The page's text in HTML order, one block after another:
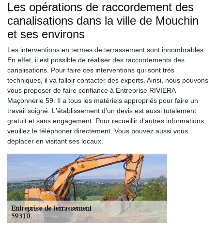
Les opérations de raccordement des
canalisations dans la ville de Mouchin
et ses environs
Les interventions en termes de terrassement sont innombrables.
En effet, il est possible de réaliser des raccordements des
canalisations. Pour faire ces interventions qui sont très
techniques, il va falloir contacter des experts. Ainsi, nous pouvons
vous proposer de faire confiance à Entreprise RIVIERA
Maçonnerie 59. Il a tous les matériels appropriés pour faire un
travail soigné. L'établissement d'un devis est aussi totalement
gratuit et sans engagement. Pour recueillir d'autres informations,
veuillez le téléphoner directement. Vous pouvez aussi vous
déplacer en visitant ses locaux.